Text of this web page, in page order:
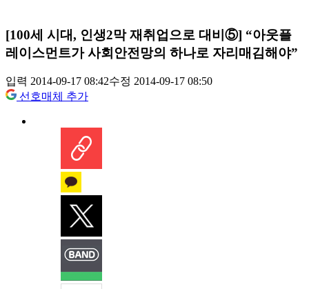
[100세 시대, 인생2막 재취업으로 대비⑤] “아웃플
레이스먼트가 사회안전망의 하나로 자리매김해야”
입력 2014-09-17 08:42수정 2014-09-17 08:50
선호매체 추가